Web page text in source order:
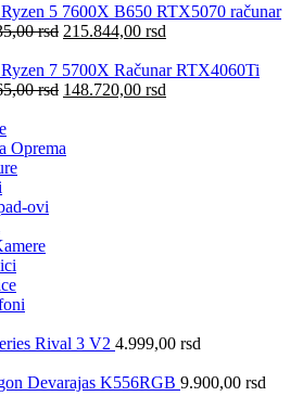
5 7600X B650 RTX5070 računar
rsd 215.844,00 rsd
7 5700X Računar RTX4060Ti
rsd 148.720,00 rsd
Oprema
ovi
Rival 3 V2 4.999,00 rsd
Devarajas K556RGB 9.900,00 rsd